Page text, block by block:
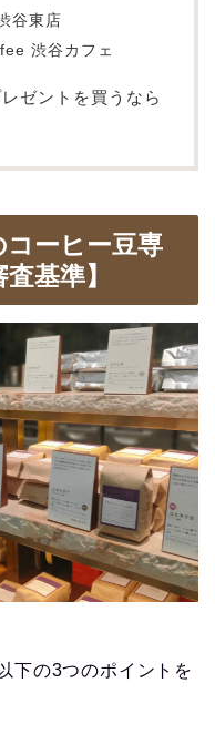
谷東店
渋谷カフェ
ゼントを買うなら
ーヒー豆専
基準】
下の3つのポイントを